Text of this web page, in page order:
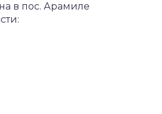
в пос. Арамиле